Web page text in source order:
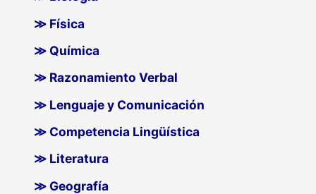
≫ Física
≫ Química
≫ Razonamiento Verbal
≫ Lenguaje y Comunicación
≫ Competencia Lingüística
≫ Literatura
≫ Geografía